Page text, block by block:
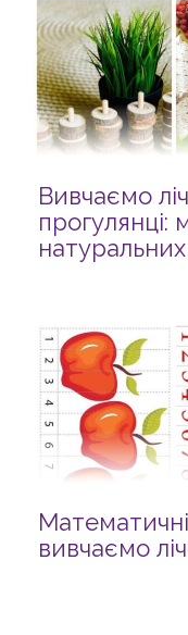
Вивчаємо
прогулянці:
вивчаємо